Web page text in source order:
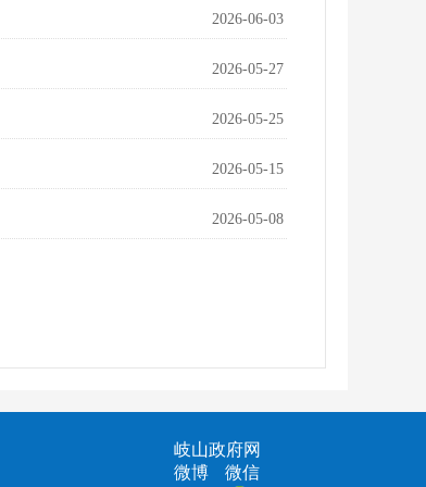
2026-06-03
2026-05-27
2026-05-25
2026-05-15
2026-05-08
岐山政府网
微博
微信